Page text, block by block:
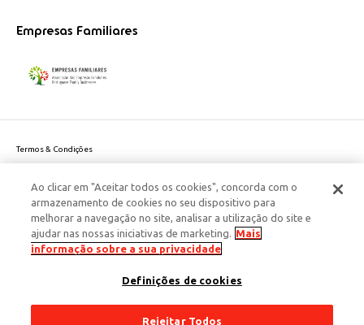
Empresas Familiares
Termos & Condições
Politica de Cookies
Política de Privacidade Dados Pessoais
Responsabilidade Social Corporativa
Este site é protegido pelo reCAPTCHA e aplicam-se a
da Google.
Ao clicar em "Aceitar todos os cookies", concorda com o
armazenamento de cookies no seu dispositivo para
melhorar a navegação no site, analisar a utilização do site e
ajudar nas nossas iniciativas de marketing. Mais
informação sobre a sua privacidade
Definições de cookies
Rejeitar Todos